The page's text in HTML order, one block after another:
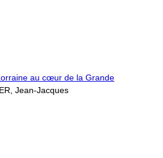
au cœur de la Grande
Jean-Jacques